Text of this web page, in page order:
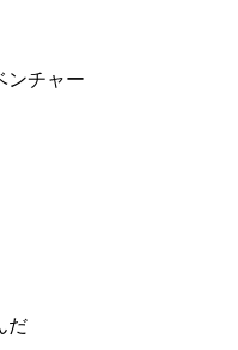
ンチャー
だ